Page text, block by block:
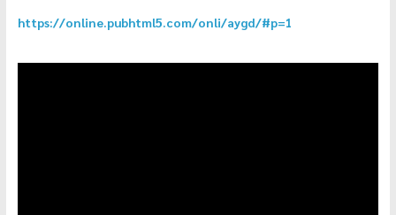
https://online.pubhtml5.com/onli/aygd/#p=1